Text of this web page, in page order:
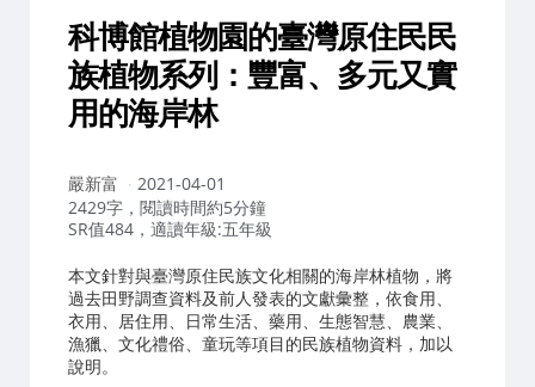
科博館植物園的臺灣原住民民
族植物系列：豐富、多元又實
用的海岸林
作
者：
嚴新富
2021-04-01
2429字，閱讀時間約5分鐘
SR值484，適讀年級:五年級
本文針對與臺灣原住民族文化相關的海岸林植物，將
過去田野調查資料及前人發表的文獻彙整，依食用、
衣用、居住用、日常生活、藥用、生態智慧、農業、
漁獵、文化禮俗、童玩等項目的民族植物資料，加以
說明。